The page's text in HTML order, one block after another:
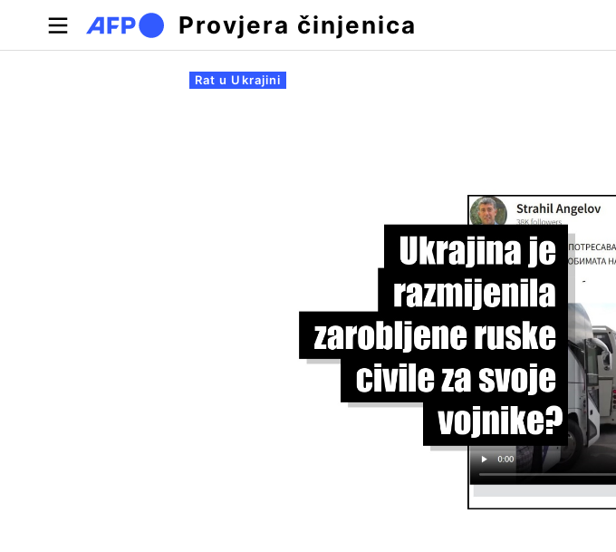
Skoči na glavni sadržaj
Provjera činjenica
Primarne oznake
Rat u Ukrajini